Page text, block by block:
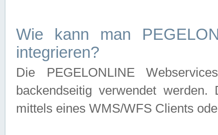
Wie kann man
integrieren?
Die PEGELONLINE
backendseitig verwendet
mittels eines WMS/WFS Clients